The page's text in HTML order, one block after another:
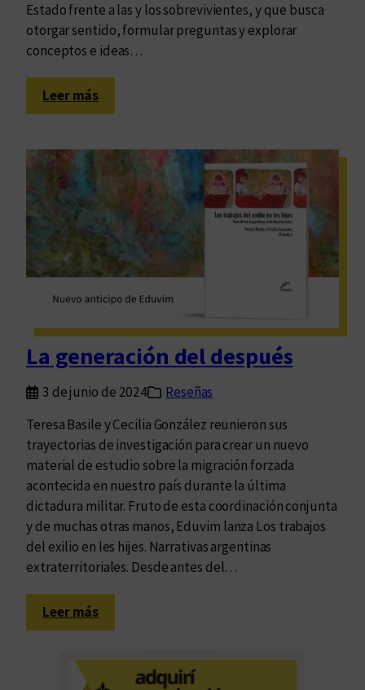
Estado frente a las y los sobrevivientes, y que busca
otorgar sentido, formular preguntas y explorar
conceptos e ideas…
Leer más:
U
a
c
c
o
t
r
l
a
a
u
s
e
n
c
i
La generación del después
3 de junio de 2024
Reseñas
Teresa Basile y Cecilia González reunieron sus
trayectorias de investigación para crear un nuevo
material de estudio sobre la migración forzada
acontecida en nuestro país durante la última
dictadura militar. Fruto de esta coordinación conjunta
y de muchas otras manos, Eduvim lanza Los trabajos
del exilio en les hijes. Narrativas argentinas
extraterritoriales. Desde antes del…
Leer más:
L